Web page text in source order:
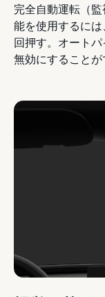
完全自動運転（
能を使用するに
回押す。オート
無効にすることが